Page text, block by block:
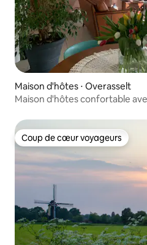
Maison d'hôtes ⋅ Overasselt
Maison d'hôtes confortable
Coup de cœur voyageurs
Coup de cœur voyageurs